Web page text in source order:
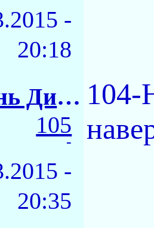
-
20:18
Фея Динь Динь
105
-
-
20:35
104-